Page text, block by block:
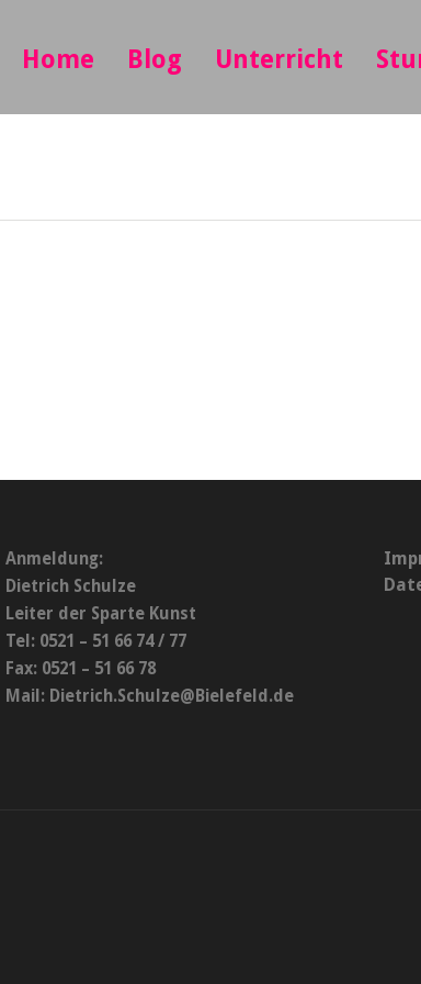
Home Blog Unterricht
Anmeldung:
Dietrich Schulze
Leiter der Sparte Kunst
Tel: 0521 – 51 66 74 / 77
Fax: 0521 – 51 66 78
Mail: Dietrich.Schulze@Bielefeld.de